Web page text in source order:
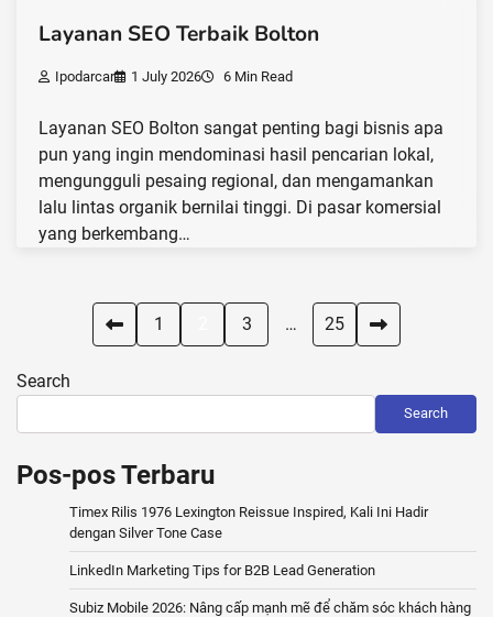
Layanan SEO Terbaik Bolton
Ipodarcar 1 July 2026 6 Min Read
Layanan SEO Bolton sangat penting bagi bisnis apa
pun yang ingin mendominasi hasil pencarian lokal,
mengungguli pesaing regional, dan mengamankan
lalu lintas organik bernilai tinggi. Di pasar komersial
yang berkembang…
1 3 … 25
Search
Search
Pos-pos Terbaru
Timex Rilis 1976 Lexington Reissue Inspired, Kali Ini Hadir
dengan Silver Tone Case
LinkedIn Marketing Tips for B2B Lead Generation
Subiz Mobile 2026: Nâng cấp mạnh mẽ để chăm sóc khách hàng